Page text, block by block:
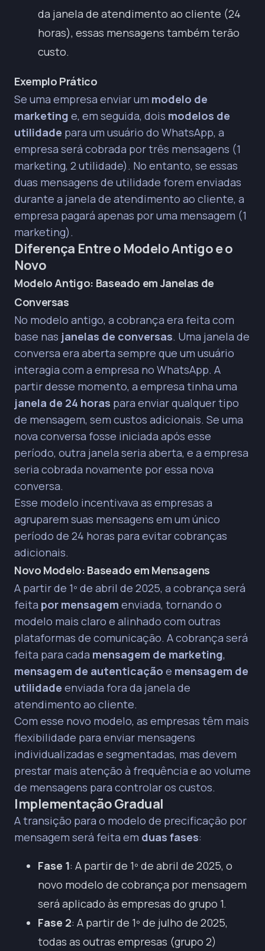
da janela de atendimento ao cliente (24
horas), essas mensagens também terão
custo.
Exemplo Prático
Se uma empresa enviar um modelo de
marketing e, em seguida, dois modelos de
utilidade para um usuário do WhatsApp, a
empresa será cobrada por três mensagens (1
marketing, 2 utilidade). No entanto, se essas
duas mensagens de utilidade forem enviadas
durante a janela de atendimento ao cliente, a
empresa pagará apenas por uma mensagem (1
marketing).
Diferença Entre o Modelo Antigo e o
Novo
Modelo Antigo: Baseado em Janelas de
Conversas
No modelo antigo, a cobrança era feita com
base nas janelas de conversas. Uma janela de
conversa era aberta sempre que um usuário
interagia com a empresa no WhatsApp. A
partir desse momento, a empresa tinha uma
janela de 24 horas para enviar qualquer tipo
de mensagem, sem custos adicionais. Se uma
nova conversa fosse iniciada após esse
período, outra janela seria aberta, e a empresa
seria cobrada novamente por essa nova
conversa.
Esse modelo incentivava as empresas a
agruparem suas mensagens em um único
período de 24 horas para evitar cobranças
adicionais.
Novo Modelo: Baseado em Mensagens
A partir de 1º de abril de 2025, a cobrança será
feita por mensagem enviada, tornando o
modelo mais claro e alinhado com outras
plataformas de comunicação. A cobrança será
feita para cada mensagem de marketing,
mensagem de autenticação e mensagem de
utilidade enviada fora da janela de
atendimento ao cliente.
Com esse novo modelo, as empresas têm mais
flexibilidade para enviar mensagens
individualizadas e segmentadas, mas devem
prestar mais atenção à frequência e ao volume
de mensagens para controlar os custos.
Implementação Gradual
A transição para o modelo de precificação por
mensagem será feita em duas fases:
Fase 1: A partir de 1º de abril de 2025, o
novo modelo de cobrança por mensagem
será aplicado às empresas do grupo 1.
Fase 2: A partir de 1º de julho de 2025,
todas as outras empresas (grupo 2)